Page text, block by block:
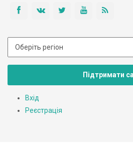
Підтримати
Вхід
Реєстрація